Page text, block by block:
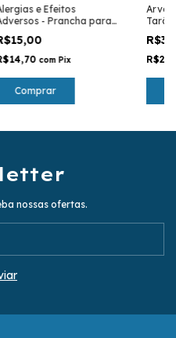
e Efeitos
- Prancha para
Diagnóstico na área da
15x 25 cm
com Pix
Comprar
Tarô,
da
nossas ofertas.